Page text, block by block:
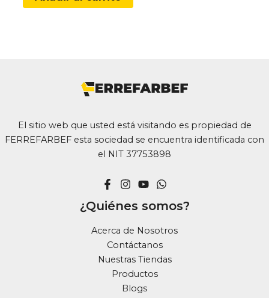
El sitio web que usted está visitando es propiedad de
FERREFARBEF esta sociedad se encuentra identificada con
el NIT 37753898
¿Quiénes somos?
Acerca de Nosotros
Contáctanos
Nuestras Tiendas
Productos
Blogs